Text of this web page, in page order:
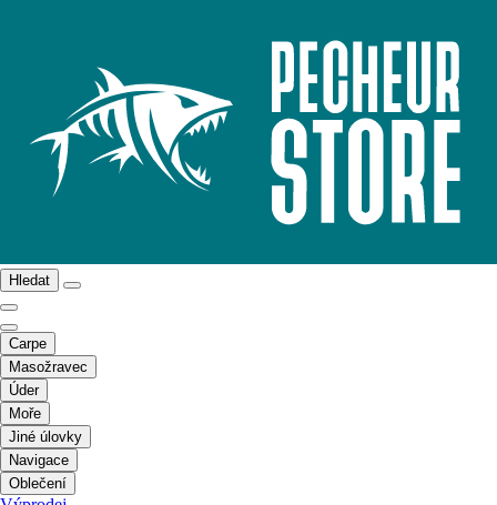
Hledat
Carpe
Masožravec
Úder
Moře
Jiné úlovky
Navigace
Oblečení